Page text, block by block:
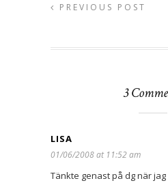
PREVIOUS POST
3
LISA
01/06/2008 at 11:52 am
Tänkte genast på dg när